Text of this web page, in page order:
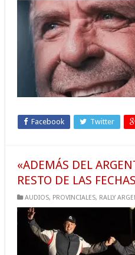
Facebook Twitter
«ADEMÁS DEL
RESTO DE LAS
AUDIOS, PROVINCIALES, RALLY